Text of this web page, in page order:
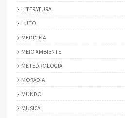
LITERATURA
LUTO
MEDICINA
MEIO AMBIENTE
METEOROLOGIA
MORADIA
MUNDO
MUSICA